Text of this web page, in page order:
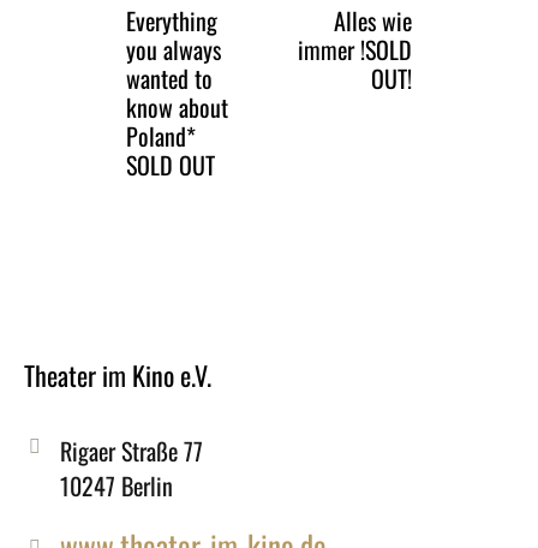
Everything
you always
wanted to
know about
Poland*
SOLD OUT
Alles wie
immer !SOLD
OUT!
Theater im Kino e.V.
Rigaer Straße 77
10247 Berlin